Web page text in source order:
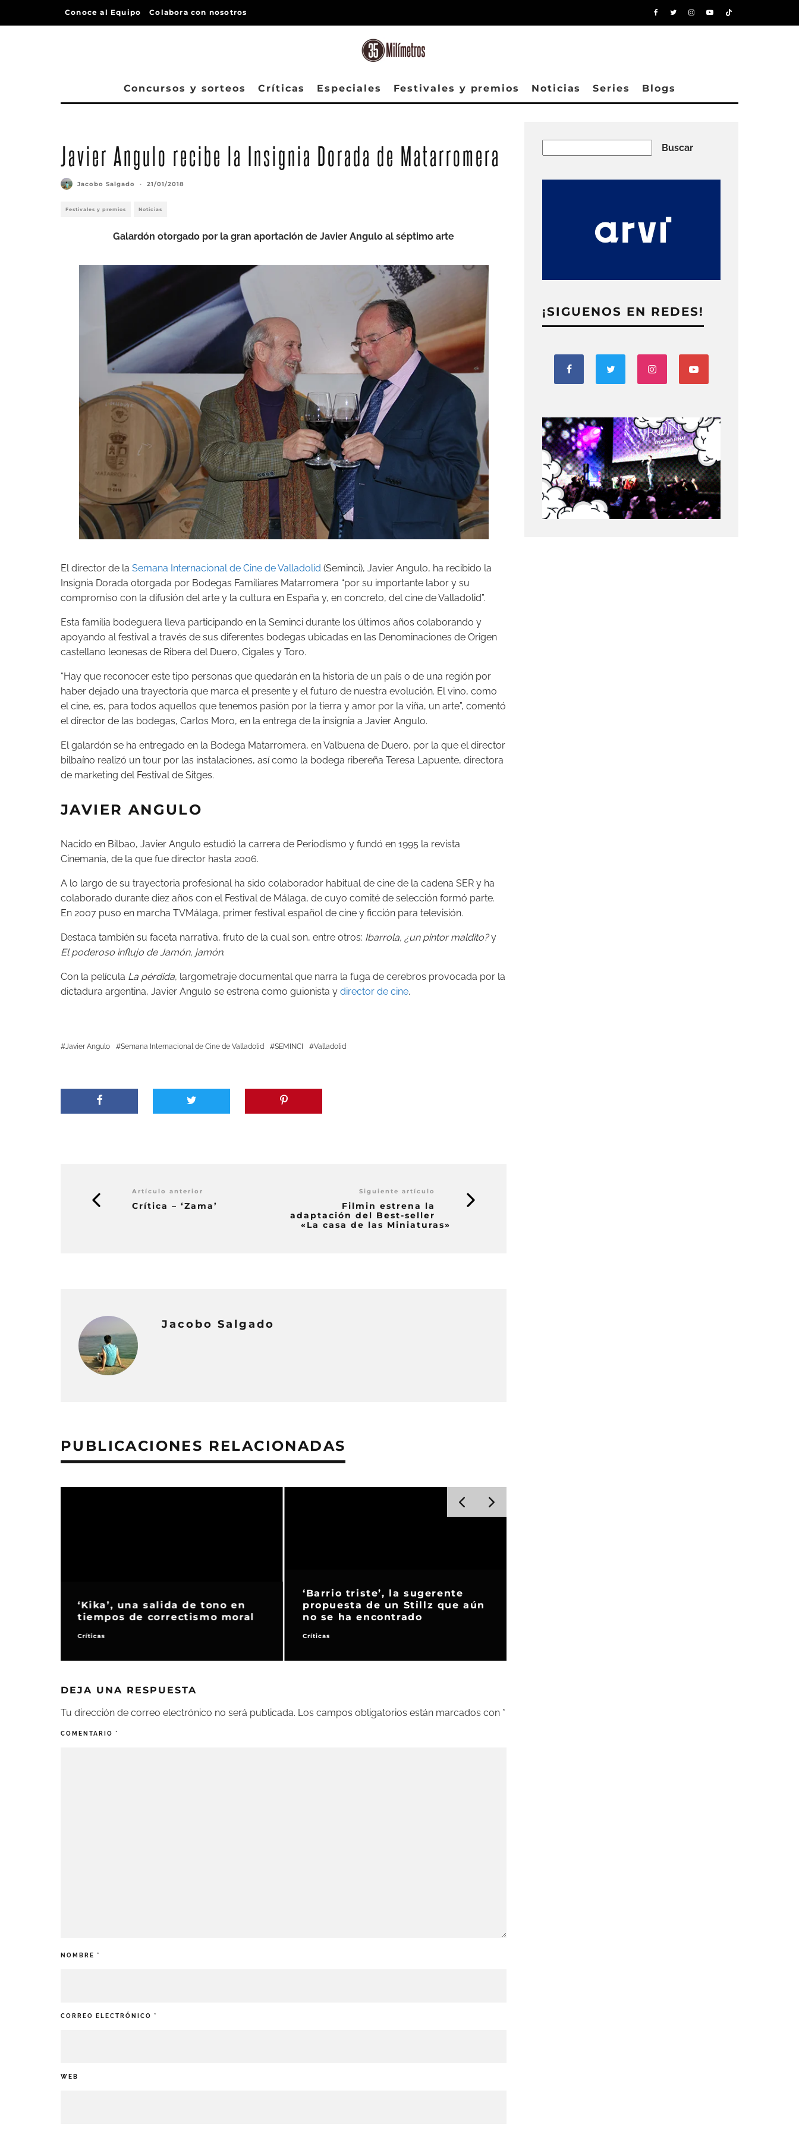
Conoce al Equipo Colabora con nosotros
Concursos y sorteos Críticas Especiales Festivales y premios Noticias Series Blogs
Javier Angulo recibe la Insignia Dorada de Matarromera
Jacobo Salgado · 21/01/2018
Festivales y premios Noticias
Galardón otorgado por la gran aportación de Javier Angulo al séptimo arte
El director de la Semana Internacional de Cine de Valladolid (Seminci), Javier Angulo, ha recibido la
Insignia Dorada otorgada por Bodegas Familiares Matarromera “por su importante labor y su
compromiso con la difusión del arte y la cultura en España y, en concreto, del cine de Valladolid”.
Esta familia bodeguera lleva participando en la Seminci durante los últimos años colaborando y
apoyando al festival a través de sus diferentes bodegas ubicadas en las Denominaciones de Origen
castellano leonesas de Ribera del Duero, Cigales y Toro.
“Hay que reconocer este tipo personas que quedarán en la historia de un país o de una región por
haber dejado una trayectoria que marca el presente y el futuro de nuestra evolución. El vino, como
el cine, es, para todos aquellos que tenemos pasión por la tierra y amor por la viña, un arte”, comentó
el director de las bodegas, Carlos Moro, en la entrega de la insignia a Javier Angulo.
El galardón se ha entregado en la Bodega Matarromera, en Valbuena de Duero, por la que el director
bilbaíno realizó un tour por las instalaciones, así como la bodega ribereña Teresa Lapuente, directora
de marketing del Festival de Sitges.
JAVIER ANGULO
Nacido en Bilbao, Javier Angulo estudió la carrera de Periodismo y fundó en 1995 la revista
Cinemanía, de la que fue director hasta 2006.
A lo largo de su trayectoria profesional ha sido colaborador habitual de cine de la cadena SER y ha
colaborado durante diez años con el Festival de Málaga, de cuyo comité de selección formó parte.
En 2007 puso en marcha TVMálaga, primer festival español de cine y ficción para televisión.
Destaca también su faceta narrativa, fruto de la cual son, entre otros: Ibarrola, ¿un pintor maldito?y
El poderoso influjo de Jamón, jamón.
Con la película La pérdida, largometraje documental que narra la fuga de cerebros provocada por la
dictadura argentina, Javier Angulo se estrena como guionista y director de cine.
Javier Angulo Semana Internacional de Cine de Valladolid SEMINCI Valladolid
Artículo anterior
Crítica – ‘Zama’
Siguiente artículo
Filmin estrena la
adaptación del Best-seller
«La casa de las Miniaturas»
Jacobo Salgado
PUBLICACIONES RELACIONADAS
‘Ana no’, su segunda película
como directora
Noticias
‘La chica zurda’, cansadas de
ser derechas
Críticas
DEJA UNA RESPUESTA
Tu dirección de correo electrónico no será publicada. Los campos obligatorios están marcados con *
COMENTARIO *
NOMBRE *
CORREO ELECTRÓNICO *
WEB
Buscar
¡SIGUENOS EN REDES!